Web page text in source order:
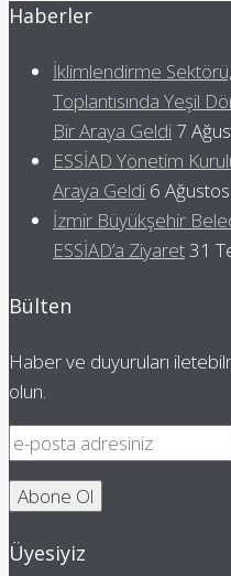
Haberler
İklimlendirme
Toplantısında Yeşil
Bir Araya Geldi 7
ESSİAD Yönetim
Araya Geldi 6
İzmir Büyükşehir
ESSİAD’a Ziyaret31
Bülten
Haber ve duyuruları
olun.
Üyesiyiz